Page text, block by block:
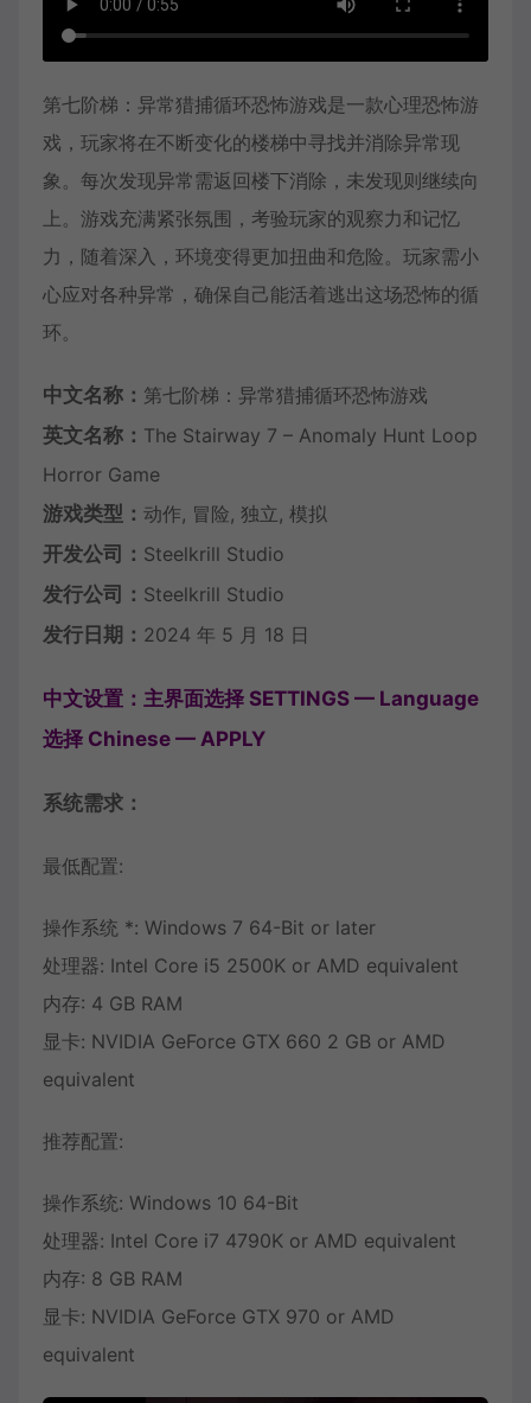
第七阶梯：异常猎捕循环恐怖游戏是一款心理恐怖游
戏，玩家将在不断变化的楼梯中寻找并消除异常现
象。每次发现异常需返回楼下消除，未发现则继续向
上。游戏充满紧张氛围，考验玩家的观察力和记忆
力，随着深入，环境变得更加扭曲和危险。玩家需小
心应对各种异常，确保自己能活着逃出这场恐怖的循
环。
中文名称： 第七阶梯：异常猎捕循环恐怖游戏
英文名称： The Stairway 7 – Anomaly Hunt Loop
Horror Game
游戏类型： 动作, 冒险, 独立, 模拟
开发公司： Steelkrill Studio
发行公司： Steelkrill Studio
发行日期： 2024 年 5 月 18 日
中文设置：主界面选择 SETTINGS — Language
选择 Chinese — APPLY
系统需求：
最低配置:
操作系统 *: Windows 7 64-Bit or later
处理器: Intel Core i5 2500K or AMD equivalent
内存: 4 GB RAM
显卡: NVIDIA GeForce GTX 660 2 GB or AMD
equivalent
推荐配置:
操作系统: Windows 10 64-Bit
处理器: Intel Core i7 4790K or AMD equivalent
内存: 8 GB RAM
显卡: NVIDIA GeForce GTX 970 or AMD
equivalent